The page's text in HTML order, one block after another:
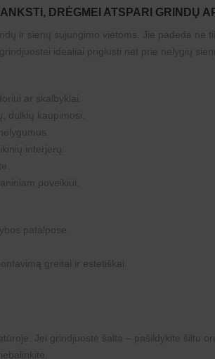
DRĖGMEI ATSPARI GRINDŲ
ir sienų sujungimo vietoms. Jie padeda ne
idealiai priglusti net prie nelygių
ar skalbyklai.
dulkių kaupimosi.
interjerų.
poveikiui.
patalpose.
greitai ir estetiškai.
Jei grindjuostė šalta – pašildykite šiltu